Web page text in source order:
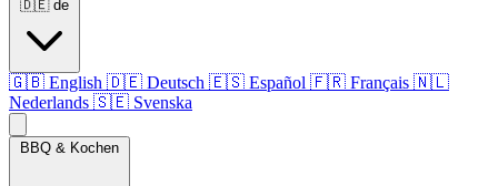
🇩🇪 de
🇬🇧 English 🇩🇪 Deutsch 🇪🇸 Español 🇫🇷 Français 🇳🇱
Nederlands 🇸🇪 Svenska